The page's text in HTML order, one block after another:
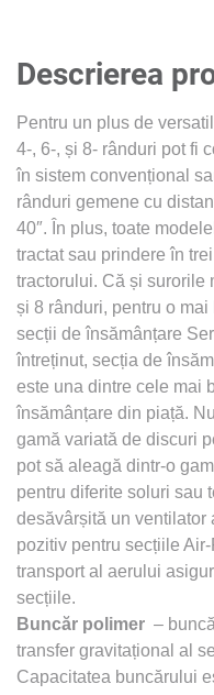
Descrierea
Pentru un plus de
4-, 6-, și 8- rânduri pot fi
în sistem convențional
rânduri gemene cu
40″. În plus, toate
tractat sau prindere în
tractorului. Că și surorile
și 8 rânduri, pentru o
secții de însămânțare
întreținut, secția de
este una dintre cele mai
însămânțare din piață.
gamă variată de discuri
pot să aleagă dintr-o
pentru diferite soluri sau
desăvârșită un ventilator
pozitiv pentru secțiile
transport al aerului
secțiile.
Buncăr polimer –
transfer gravitațional al
Capacitatea buncărului